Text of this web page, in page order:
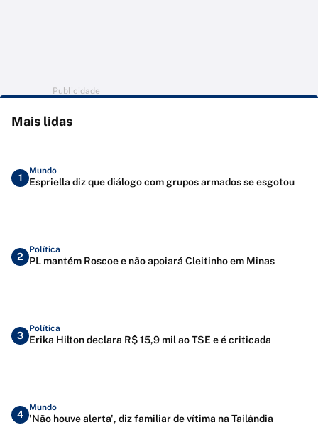
Publicidade
Mais lidas
1
Mundo
Espriella diz que diálogo com grupos armados se esgotou
2
Política
PL mantém Roscoe e não apoiará Cleitinho em Minas
3
Política
Erika Hilton declara R$ 15,9 mil ao TSE e é criticada
4
Mundo
'Não houve alerta', diz familiar de vítima na Tailândia